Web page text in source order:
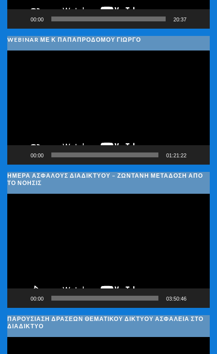
00:00 20:37
WEBINAR ΜΕ Κ ΠΑΠΑΠΡΟΔΌΜΟΥ ΓΙΏΡΓΟ
00:00 01:21:22
ΗΜΈΡΑ ΑΣΦΑΛΟΎΣ ΔΙΑΔΙΚΤΎΟΥ – ΖΩΝΤΑΝΉ ΜΕΤΆΔΟΣΗ ΑΠΌ
ΤΟ ΝΟΗΣΙΣ
00:00 03:50:46
ΠΑΡΟΥΣΊΑΣΗ ΔΡΆΣΕΩΝ ΘΕΜΑΤΙΚΟΎ ΔΙΚΤΎΟΥ ΑΣΦΆΛΕΙΑ ΣΤΟ
ΔΙΑΔΊΚΤΥΟ